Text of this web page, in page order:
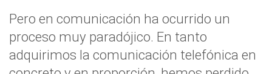
Pero en comunicación ha ocurrido un
proceso muy paradójico. En tanto
adquirimos la comunicación telefónica en